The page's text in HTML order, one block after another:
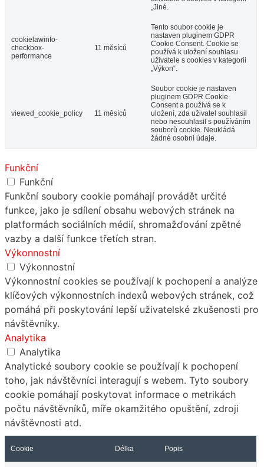
„Jiné.
cookielawinfo-
checkbox-
performance
11 měsíců
Tento soubor cookie je
nastaven pluginem GDPR
Cookie Consent. Cookie se
používá k uložení souhlasu
uživatele s cookies v kategorii
„Výkon“.
viewed_cookie_policy 11 měsíců
Soubor cookie je nastaven
pluginem GDPR Cookie
Consent a používá se k
uložení, zda uživatel souhlasil
nebo nesouhlasil s používáním
souborů cookie. Neukládá
žádné osobní údaje.
Funkční
Funkční
Funkční soubory cookie pomáhají provádět určité
funkce, jako je sdílení obsahu webových stránek na
platformách sociálních médií, shromažďování zpětné
vazby a další funkce třetích stran.
Výkonnostní
Výkonnostní
Výkonnostní cookies se používají k pochopení a analýze
klíčových výkonnostních indexů webových stránek, což
pomáhá při poskytování lepší uživatelské zkušenosti pro
návštěvníky.
Analytika
Analytika
Analytické soubory cookie se používají k pochopení
toho, jak návštěvníci interagují s webem. Tyto soubory
cookie pomáhají poskytovat informace o metrikách
počtu návštěvníků, míře okamžitého opuštění, zdroji
návštěvnosti atd.
Cookie Délka Popis